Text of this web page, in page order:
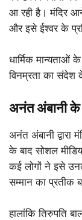
आ रही है। मंदिर
और इसे ईश्वर के
धार्मिक मान्यताओं
विनम्रता का संदेश
अनंत अंबानी के
अनंत अंबानी
के बाद सोशल
कई लोगों ने इसे
सम्मान का प्रतीक
हालांकि तिरुपति